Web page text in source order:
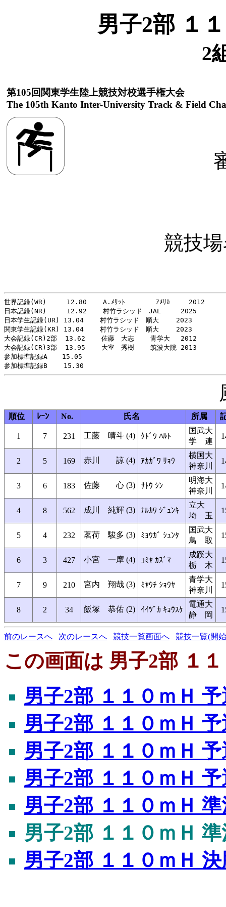
男子2部 １
2
第105回関東学生陸上競技対校選手権大会
The 105th Kanto Inter-University Track & Field
競技
世界記録(WR)     12.80    A.ﾒﾘｯﾄ　      ｱﾒﾘｶ  　 2012
日本記録(NR)     12.92    村竹ラシッド　JAL　　　2025
日本学生記録(UR) 13.04    村竹ラシッド　順大　 　2023
関東学生記録(KR) 13.04    村竹ラシッド　順大　 　2023
大会記録(CR)2部  13.62    佐藤　大志    青学大 　2012
大会記録(CR)3部  13.95    大室　秀樹    筑波大院 2013
参加標準記録A  　15.05
順位 ﾚｰﾝ No. 氏名 所属
1 7 231 工藤 晴斗 (4) ｸﾄﾞｳ ﾊﾙﾄ
国武大
学 連
2 5 169 赤川 諒 (4) ｱｶｶﾞﾜ ﾘｮｳ
横国大
神奈川
3 6 183 佐藤 心 (3) ｻﾄｳ ｼﾝ
明海大
神奈川
4 8 562 成川 純輝 (3) ﾅﾙｶﾜ ｼﾞｭﾝｷ
立大
埼 玉
5 4 232 茗荷 駿多 (3) ﾐｮｳｶﾞ ｼｭﾝﾀ
国武大
鳥 取
6 3 427 小宮 一摩 (4) ｺﾐﾔ ｶｽﾞﾏ
成蹊大
栃 木
7 9 210 宮内 翔哉 (3) ﾐﾔｳﾁ ｼｮｳﾔ
青学大
神奈川
8 2 34 飯塚 恭佑 (2) ｲｲﾂﾞｶ ｷｮｳｽｹ
電通大
静 岡
前のレースへ 次のレースへ 競技一覧画面へ 競技一覧(開
この画面は 男子2部 １
男子2部 １１０ｍＨ
男子2部 １１０ｍＨ
男子2部 １１０ｍＨ
男子2部 １１０ｍＨ
男子2部 １１０ｍＨ
男子2部 １１０ｍＨ
男子2部 １１０ｍＨ